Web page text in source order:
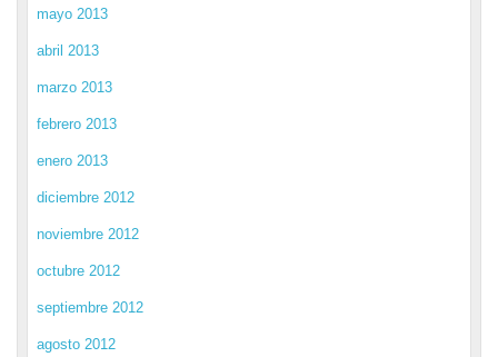
mayo 2013
abril 2013
marzo 2013
febrero 2013
enero 2013
diciembre 2012
noviembre 2012
octubre 2012
septiembre 2012
agosto 2012